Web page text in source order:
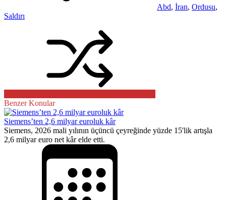
Abd, İran, Ordusu,
Saldırı
Benzer Konular
Siemens’ten 2,6 milyar euroluk kâr
Siemens, 2026 mali yılının üçüncü çeyreğinde yüzde 15'lik artışla
2,6 milyar euro net kâr elde etti.